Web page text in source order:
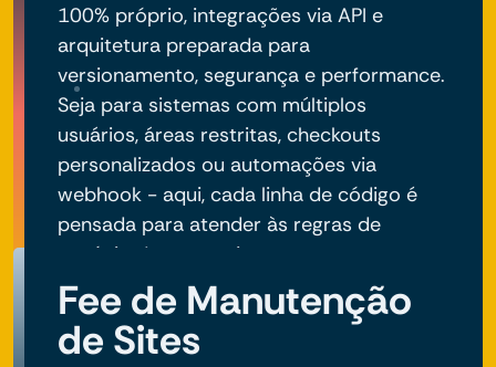
100% próprio, integrações via API e
arquitetura preparada para
versionamento, segurança e performance.
Seja para sistemas com múltiplos
usuários, áreas restritas, checkouts
personalizados ou automações via
webhook - aqui, cada linha de código é
pensada para atender às regras de
negócio do seu projeto.
Fee de Manutenção
de Sites